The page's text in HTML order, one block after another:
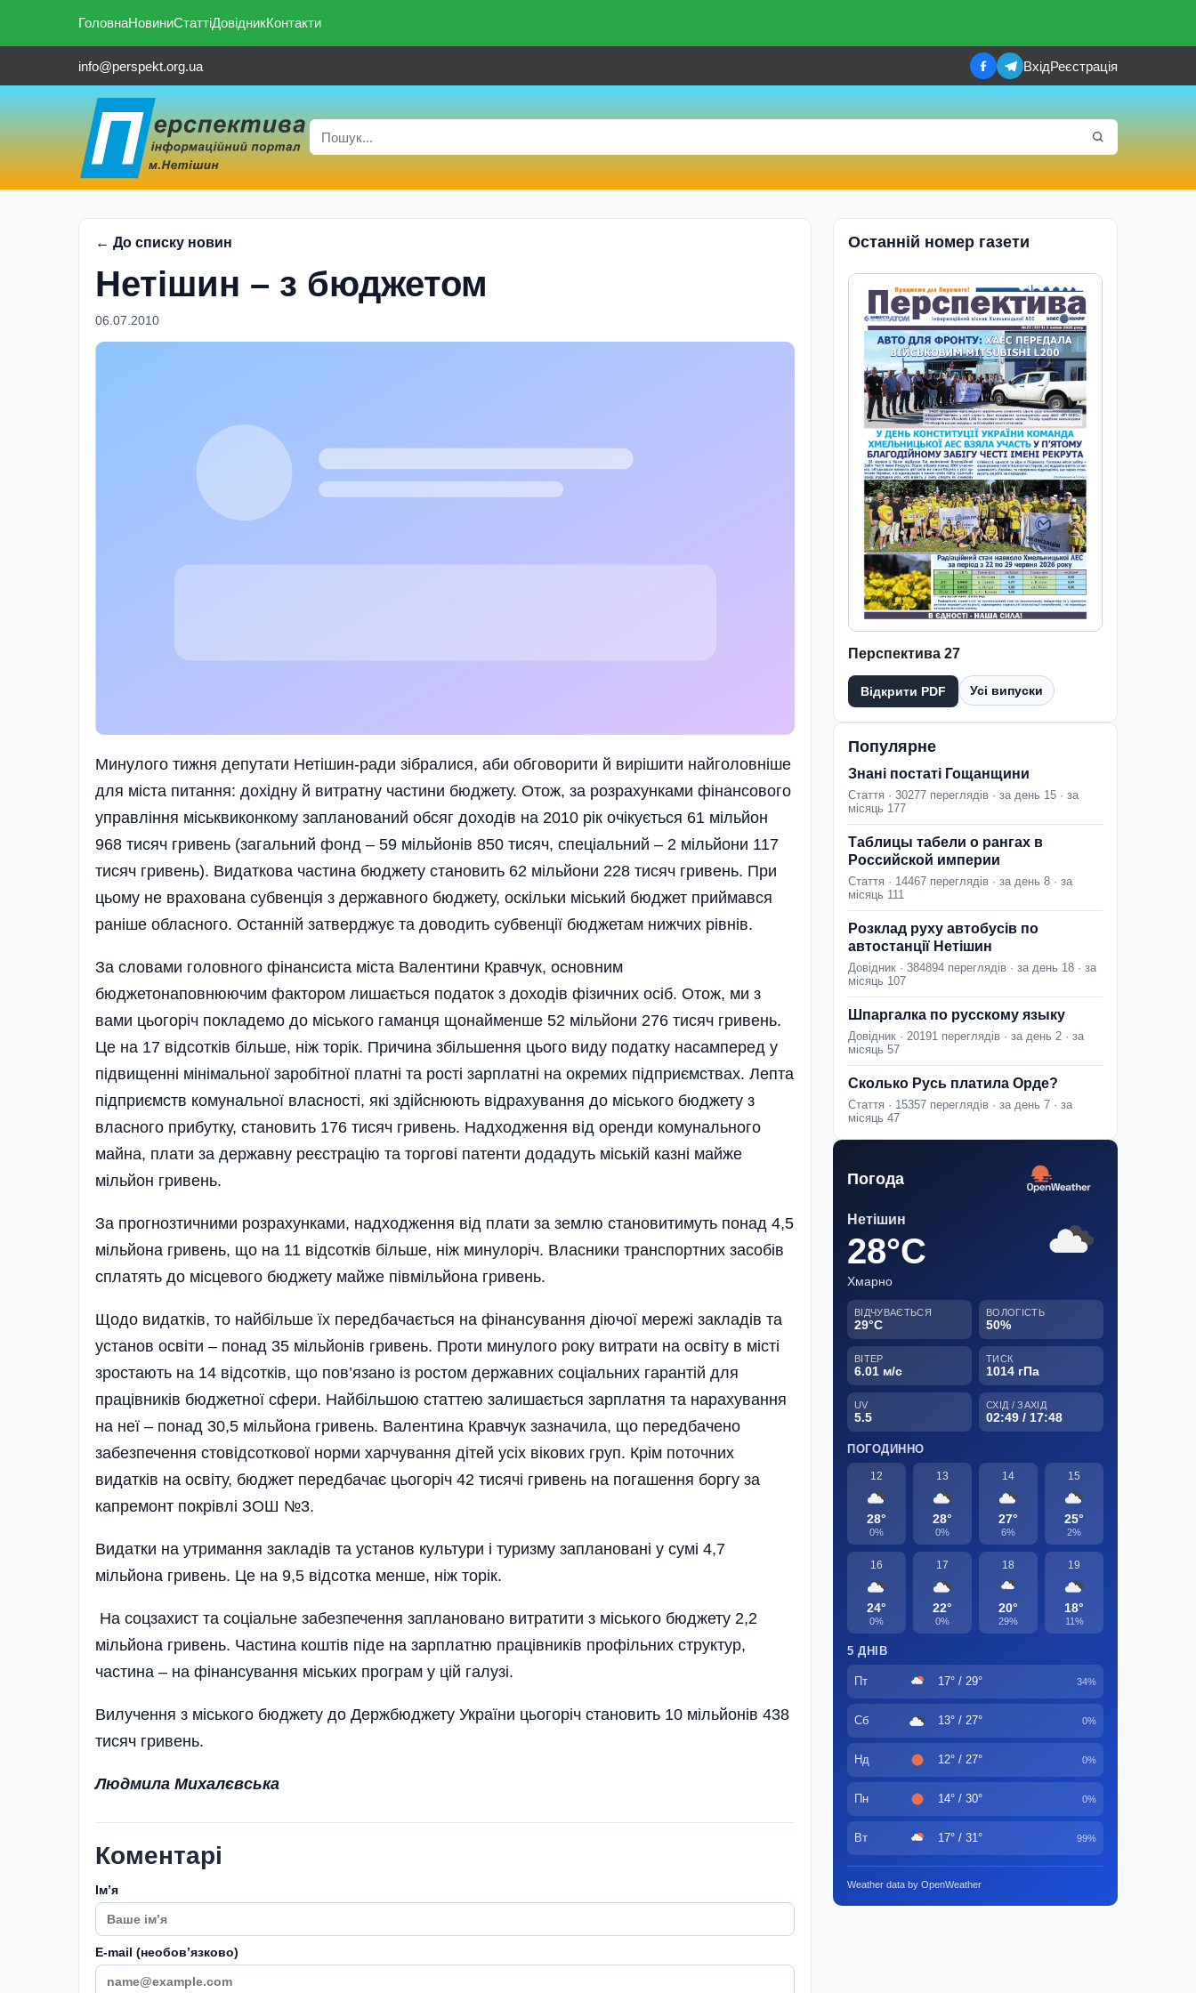
ГоловнаНовиниСтаттіДовідникКонтакти
info@perspekt.org.ua ВхідРеєстрація
← До списку новин
Нетішин – з бюджетом
06.07.2010
Минулого тижня депутати Нетішин-ради зібралися, аби обговорити й вирішити найголовніше
для міста питання: дохідну й витратну частини бюджету. Отож, за розрахунками фінансового
управління міськвиконкому запланований обсяг доходів на 2010 рік очікується 61 мільйон
968 тисяч гривень (загальний фонд – 59 мільйонів 850 тисяч, спеціальний – 2 мільйони 117
тисяч гривень). Видаткова частина бюджету становить 62 мільйони 228 тисяч гривень. При
цьому не врахована субвенція з державного бюджету, оскільки міський бюджет приймався
раніше обласного. Останній затверджує та доводить субвенції бюджетам нижчих рівнів.
За словами головного фінансиста міста Валентини Кравчук, основним
бюджетонаповнюючим фактором лишається податок з доходів фізичних осіб. Отож, ми з
вами цьогоріч покладемо до міського гаманця щонайменше 52 мільйони 276 тисяч гривень.
Це на 17 відсотків більше, ніж торік. Причина збільшення цього виду податку насамперед у
підвищенні мінімальної заробітної платні та рості зарплатні на окремих підприємствах. Лепта
підприємств комунальної власності, які здійснюють відрахування до міського бюджету з
власного прибутку, становить 176 тисяч гривень. Надходження від оренди комунального
майна, плати за державну реєстрацію та торгові патенти додадуть міській казні майже
мільйон гривень.
За прогнозтичними розрахунками, надходження від плати за землю становитимуть понад 4,5
мільйона гривень, що на 11 відсотків більше, ніж минулоріч. Власники транспортних засобів
сплатять до місцевого бюджету майже півмільйона гривень.
Щодо видатків, то найбільше їх передбачається на фінансування діючої мережі закладів та
установ освіти – понад 35 мільйонів гривень. Проти минулого року витрати на освіту в місті
зростають на 14 відсотків, що пов’язано із ростом державних соціальних гарантій для
працівників бюджетної сфери. Найбільшою статтею залишається зарплатня та нарахування
на неї – понад 30,5 мільйона гривень. Валентина Кравчук зазначила, що передбачено
забезпечення стовідсоткової норми харчування дітей усіх вікових груп. Крім поточних
видатків на освіту, бюджет передбачає цьогоріч 42 тисячі гривень на погашення боргу за
капремонт покрівлі ЗОШ №3.
Видатки на утримання закладів та установ культури і туризму заплановані у сумі 4,7
мільйона гривень. Це на 9,5 відсотка менше, ніж торік.
На соцзахист та соціальне забезпечення заплановано витратити з міського бюджету 2,2
мільйона гривень. Частина коштів піде на зарплатню працівників профільних структур,
частина – на фінансування міських програм у цій галузі.
Вилучення з міського бюджету до Держбюджету України цьогоріч становить 10 мільйонів 438
тисяч гривень.
Людмила Михалєвська
Коментарі
Імʼя
E-mail (необовʼязково)
Останній номер газети
Перспектива 27
Відкрити PDF Усі випуски
Популярне
Знані постаті Гощанщини
Стаття · 30277 переглядів · за день 15 · за
місяць 177
Таблицы табели о рангах в
Российской империи
Стаття · 14467 переглядів · за день 8 · за
місяць 111
Розклад руху автобусів по
автостанції Нетішин
Довідник · 384894 переглядів · за день 18 · за
місяць 107
Шпаргалка по русскому языку
Довідник · 20191 переглядів · за день 2 · за
місяць 57
Сколько Русь платила Орде?
Стаття · 15357 переглядів · за день 7 · за
місяць 47
Погода
Нетішин
28°C
Хмарно
ВІДЧУВАЄТЬСЯ
29°C
ВОЛОГІСТЬ
50%
ВІТЕР
6.01 м/с
ТИСК
1014 гПа
UV
5.5
СХІД / ЗАХІД
02:49 / 17:48
ПОГОДИННО
12
28°
0%
13
28°
0%
14
27°
6%
15
25°
2%
16
24°
0%
17
22°
0%
18
20°
29%
19
18°
11%
5 ДНІВ
Пт 17° / 29° 34%
Сб 13° / 27° 0%
Нд 12° / 27° 0%
Пн 14° / 30° 0%
Вт 17° / 31° 99%
Weather data by OpenWeather